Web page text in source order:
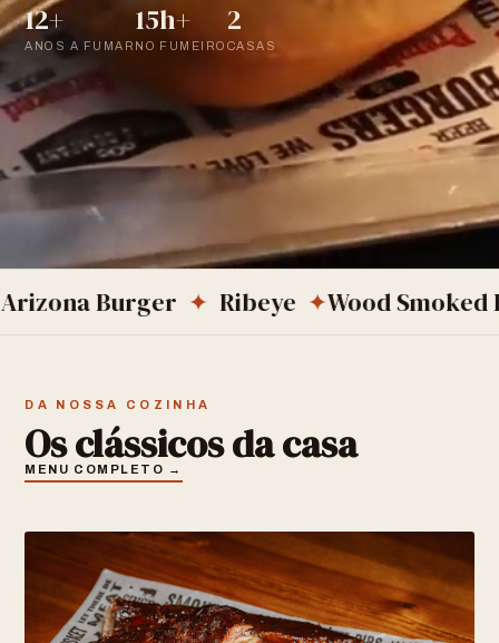
12+
ANOS A FUMAR
15h+
NO FUMEIRO
2
CASAS
Burger✦Ribeye✦Wood Smoked BBQ✦
DA NOSSA COZINHA
Os clássicos da casa
MENU COMPLETO →